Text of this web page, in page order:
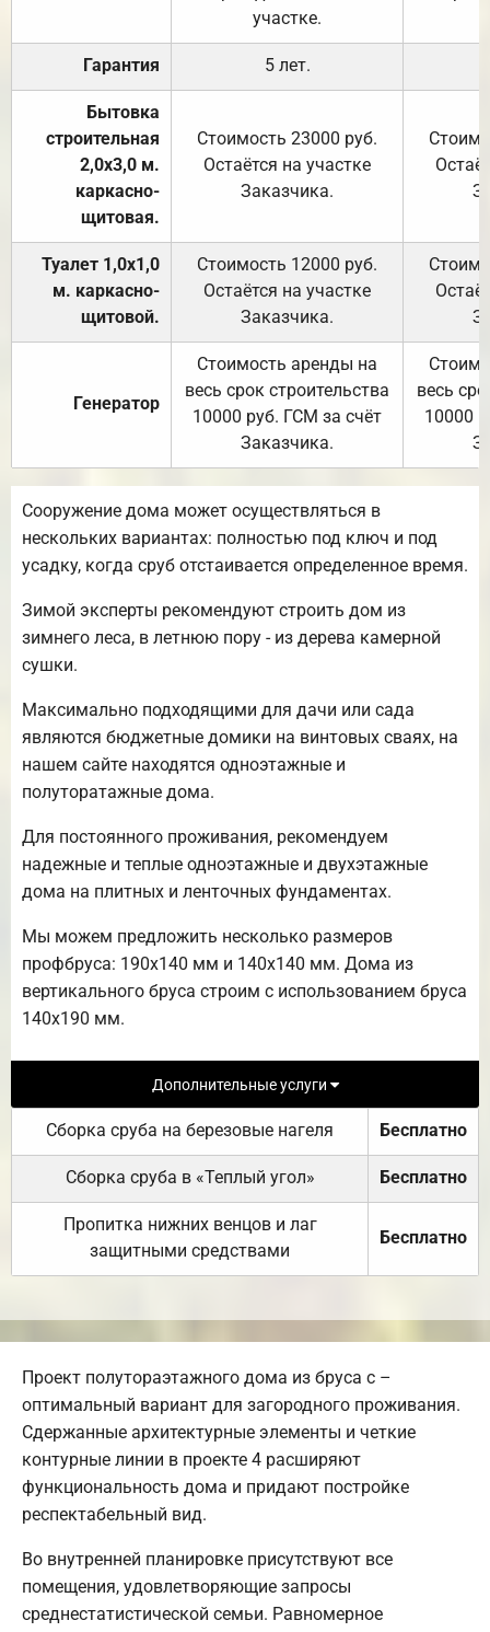
участке.
Гарантия 5 лет.
Бытовка
строительная
2,0х3,0 м.
каркасно-
щитовая.
Стоимость 23000 руб.
Остаётся на участке
Заказчика.
Туалет 1,0х1,0
м. каркасно-
щитовой.
Стоимость 12000 руб.
Остаётся на участке
Заказчика.
Генератор
Стоимость аренды на
весь срок строительства
10000 руб. ГСМ за счёт
Заказчика.
весь
10000
Сооружение дома может осуществляться в
нескольких вариантах: полностью под ключ и под
усадку, когда сруб отстаивается определенное время.
Зимой эксперты рекомендуют строить дом из
зимнего леса, в летнюю пору - из дерева камерной
сушки.
Максимально подходящими для дачи или сада
являются бюджетные домики на винтовых сваях, на
нашем сайте находятся одноэтажные и
полуторатажные дома.
Для постоянного проживания, рекомендуем
надежные и теплые одноэтажные и двухэтажные
дома на плитных и ленточных фундаментах.
Мы можем предложить несколько размеров
профбруса: 190х140 мм и 140х140 мм. Дома из
вертикального бруса строим с использованием бруса
140х190 мм.
Дополнительные услуги
Сборка сруба на березовые нагеля Бесплатно
Сборка сруба в «Теплый угол» Бесплатно
Пропитка нижних венцов и лаг
защитными средствами
Бесплатно
Проект полутораэтажного дома из бруса с –
оптимальный вариант для загородного проживания.
Сдержанные архитектурные элементы и четкие
контурные линии в проекте 4 расширяют
функциональность дома и придают постройке
респектабельный вид.
Во внутренней планировке присутствуют все
помещения, удовлетворяющие запросы
среднестатистической семьи. Равномерное